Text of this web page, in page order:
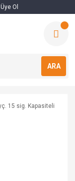
Üye Ol
ARA